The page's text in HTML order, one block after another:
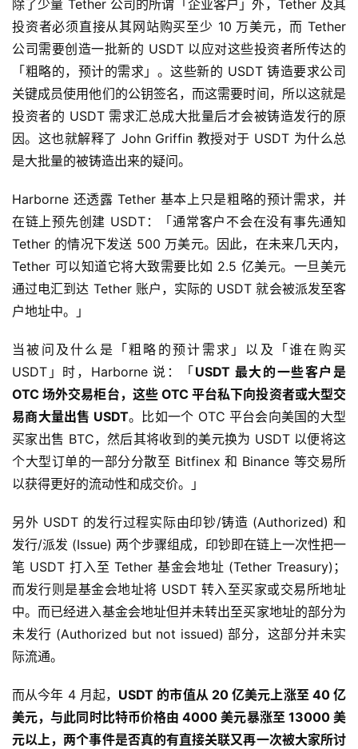
除了少量 Tether 公司的所谓「企业客户」外，Tether 及其
投资者必须直接从其网站购买至少 10 万美元，而 Tether
公司需要创造一批新的 USDT 以应对这些投资者所传达的
「粗略的，预计的需求」。这些新的 USDT 铸造要求公司
关键成员使用他们的公钥签名，而这需要时间，所以这就是
投资者的 USDT 需求汇总成大批量后才会被铸造发行的原
因。这也就解释了 John Griffin 教授对于 USDT 为什么总
是大批量的被铸造出来的疑问。
Harborne 还透露 Tether 基本上只是粗略的预计需求，并
在链上预先创建 USDT：「通常客户不会在没有事先通知
Tether 的情况下发送 500 万美元。因此，在未来几天内，
Tether 可以知道它将大致需要比如 2.5 亿美元。一旦美元
通过电汇到达 Tether 账户，实际的 USDT 就会被派发至客
户地址中。」
当被问及什么是「粗略的预计需求」以及「谁在购买
USDT」时，Harborne 说：「 USDT 最大的一些客户是
OTC 场外交易柜台，这些 OTC 平台私下向投资者或大型交
易商大量出售 USDT。比如一个 OTC 平台会向美国的大型
买家出售 BTC，然后其将收到的美元换为 USDT 以便将这
个大型订单的一部分分散至 Bitfinex 和 Binance 等交易所
以获得更好的流动性和成交价。」
另外 USDT 的发行过程实际由印钞/铸造 (Authorized) 和
发行/派发 (Issue) 两个步骤组成，印钞即在链上一次性把一
笔 USDT 打入至 Tether 基金会地址 (Tether Treasury)；
而发行则是基金会地址将 USDT 转入至买家或交易所地址
中。而已经进入基金会地址但并未转出至买家地址的部分为
未发行 (Authorized but not issued) 部分，这部分并未实
际流通。
而从今年 4 月起， USDT 的市值从 20 亿美元上涨至 40 亿
美元，与此同时比特币价格由 4000 美元暴涨至 13000 美
元以上，两个事件是否真的有直接关联又再一次被大家所讨